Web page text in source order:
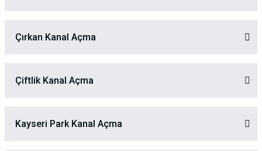
Çırkan Kanal Açma
Çiftlik Kanal Açma
Kayseri Park Kanal Açma